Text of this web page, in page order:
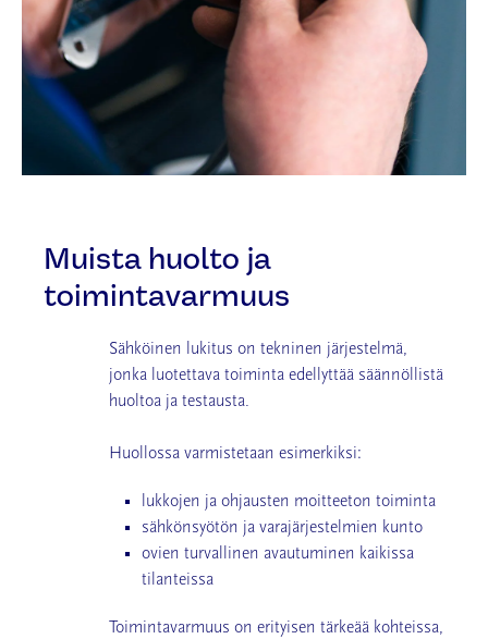
Muista huolto ja
toimintavarmuus
Sähköinen lukitus on tekninen järjestelmä,
jonka luotettava toiminta edellyttää säännöllistä
huoltoa ja testausta.
Huollossa varmistetaan esimerkiksi:
lukkojen ja ohjausten moitteeton toiminta
sähkönsyötön ja varajärjestelmien kunto
ovien turvallinen avautuminen kaikissa
tilanteissa
Toimintavarmuus on erityisen tärkeää kohteissa,